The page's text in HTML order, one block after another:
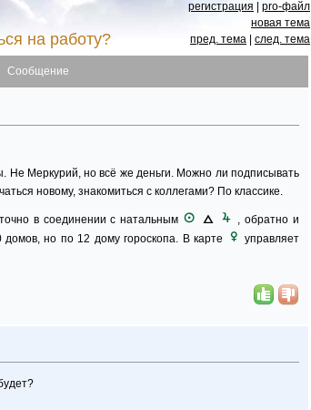
на работу?
регистрация
pro-файл
новая тема
пред. тема
след. тема
Сообщение
Не Меркурий, но всё же деньги. Можно ли подписывать
новому, знакомиться с коллегами? По классике.
в соединении с натальным
, обратно и
но по 12 дому гороскопа. В карте
управляет